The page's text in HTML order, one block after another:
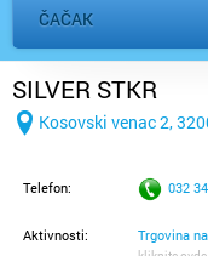
ČAČAK
SILVER STKR
Kosovski venac 2,
Telefon: 032
Aktivnosti: Trgovina